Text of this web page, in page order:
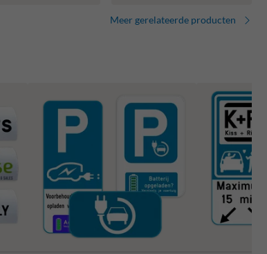
Meer gerelateerde producten